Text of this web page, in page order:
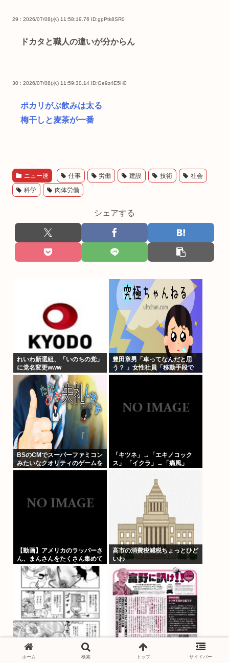
29 : 2026/07/08(水) 11:58:19.76 ID:gpPtk8SR0
ドカタと職人の違いが分からん
30 : 2026/07/08(水) 11:59:30.14 ID:Ge9z4E5H0
ポカリがぶ飲みは太る
梅干しと麦茶が一番
ニュー速 仕事 労働 建設 技術 社会
科学 肉体労働
シェアする
れいわ新選組、「いのちの党」
に党名変更www
豊田章男「車ってなんだと思
う？ 」女性社員「移動手段で
す！」男性社員「…w」
BSのCMでスーパーファミコン
みたいなクオリティのゲームを
8000円ぐらいで売ってるでし
「キツネ」→「エキノコック
ス」 「イクラ」→「痛風」
ル」みたいな合言葉でしか話せ
ない人いるでしょ？
【動画】アメリカのラッパーさ
ん、まんさんをたくさん集めて
エチエチダンスを全裸で踊る
MVを撮ってしまう❤
高市の消費税減税ちょっとひど
いわ
キャンプする日本人、ラーメン
の汁を山に捨てようとして注意
15歳のアニメージュ読者（た
ぶん女の子）、うっかりトミノ
ホーム 検索 トップ サイドバー